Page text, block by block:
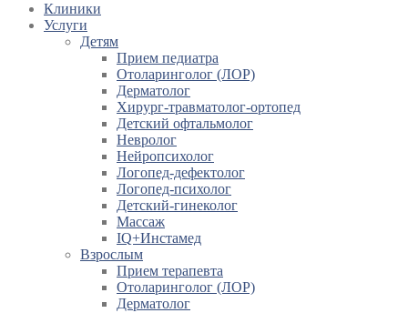
Клиники
Услуги
Детям
Прием педиатра
Отоларинголог (ЛОР)
Дерматолог
Хирург-травматолог-ортопед
Детский офтальмолог
Невролог
Нейропсихолог
Логопед-дефектолог
Логопед-психолог
Детский-гинеколог
Массаж
IQ+Инстамед
Взрослым
Прием терапевта
Отоларинголог (ЛОР)
Дерматолог